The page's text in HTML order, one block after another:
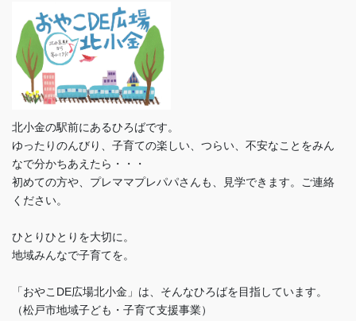
北小金の駅前にあるひろばです。
ゆったりのんびり、子育ての楽しい、つらい、不安なことをみん
なで分かちあえたら・・・
初めての方や、プレママプレパパさんも、見学できます。ご連絡
ください。
ひとりひとりを大切に。
地域みんなで子育てを。
「おやこDE広場北小金」は、そんなひろばを目指しています。
（松戸市地域子ども・子育て支援事業）